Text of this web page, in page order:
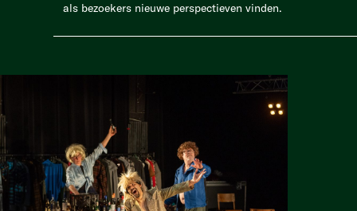
als bezoekers nieuwe perspectieven vinden.